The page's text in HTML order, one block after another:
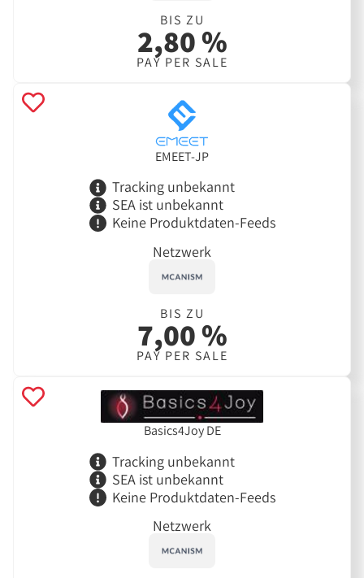
BIS ZU
2,80 %
PAY PER SALE
EMEET-JP
Tracking unbekannt
SEA ist unbekannt
Keine Produktdaten-Feeds
Netzwerk
BIS ZU
7,00 %
PAY PER SALE
Basics4Joy DE
Tracking unbekannt
SEA ist unbekannt
Keine Produktdaten-Feeds
Netzwerk